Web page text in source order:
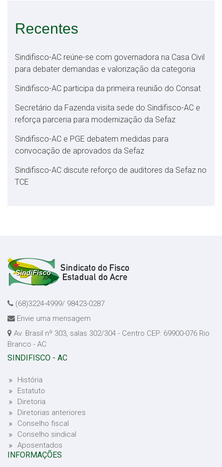
Recentes
Sindifisco-AC reúne-se com governadora na Casa Civil
para debater demandas e valorização da categoria
Sindifisco-AC participa da primeira reunião do Consat
Secretário da Fazenda visita sede do Sindifisco-AC e
reforça parceria para modernização da Sefaz
Sindifisco-AC e PGE debatem medidas para
convocação de aprovados da Sefaz
Sindifisco-AC discute reforço de auditores da Sefaz no
TCE
(68)3224-4999/ 98423-0287
Envie uma mensagem
Av. Brasil nº 303, salas 302/304 - Centro CEP: 69900-076 Rio
Branco - AC
SINDIFISCO - AC
História
Estatuto
Diretoria
Diretorias anteriores
Conselho fiscal
Conselho sindical
Aposentados
INFORMAÇÕES